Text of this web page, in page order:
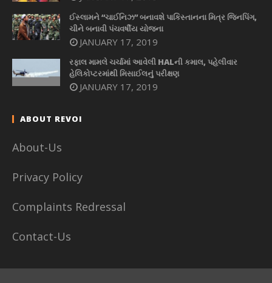
ઈસ્લામને “ચાઈનિઝ” બનાવશે પાકિસ્તાનના મિત્ર જિનપિંગ,
ચીને બનાવી પંચવર્ષીય યોજના
JANUARY 17, 2019
રફાલ મામલે ચર્ચામાં આવેલી HALની કમાલ, પહેલીવાર
હેલિકોપ્ટરમાંથી મિસાઈલનું પરીક્ષણ
JANUARY 17, 2019
ABOUT REVOI
About-Us
Privacy Policy
Complaints Redressal
Contact-Us